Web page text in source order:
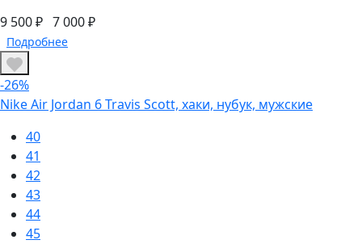
9 500 ₽ 7 000 ₽
Подробнее
-26%
Nike Air Jordan 6 Travis Scott, хаки, нубук, мужские
40
41
42
43
44
45